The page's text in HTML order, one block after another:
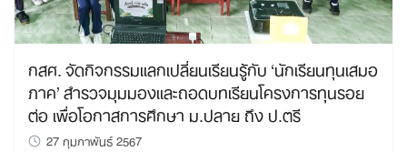
กสศ. จัดกิจกรรมแลกเปลี่ยนเรียนรู้กับ ‘นักเรียนทุนเสมอ
ภาค’ สำรวจมุมมองและถอดบทเรียนโครงการทุนรอย
ต่อ เพื่อโอกาสการศึกษา ม.ปลาย ถึง ป.ตรี
27 กุมภาพันธ์ 2567